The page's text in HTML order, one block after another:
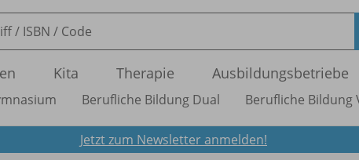
Kita Therapie Ausbildungsbetriebe
Berufliche Bildung Dual Berufliche Bildung
Jetzt zum Newsletter anmelden!